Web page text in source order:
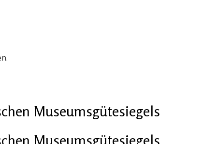
Museumsgütesiegels
Museumsgütesiegels